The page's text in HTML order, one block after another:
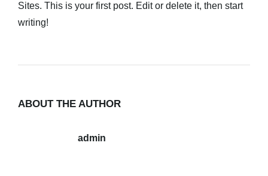
Sites. This is your first post. Edit or delete it, then start
writing!
ABOUT THE AUTHOR
admin